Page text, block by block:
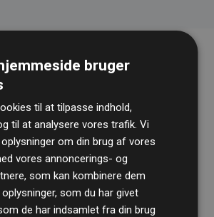
gennemgår løbende vores
for at sikre gennemsigtighed
bruger
til at tilpasse indhold,
til at analysere vores trafik. Vi
om din brug af vores
vores annoncerings- og
som kan kombinere dem
som du har givet
de har indsamlet fra din brug